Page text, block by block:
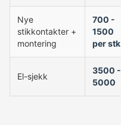
Nye
stikkontakter +
montering
700 -
1500
per stk
El-sjekk
3500 -
5000